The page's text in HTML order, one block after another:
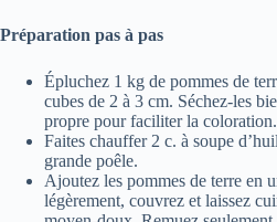
Préparation pas à pas
Épluchez 1 kg de pommes de
cubes de 2 à 3 cm. Séchez-les
propre pour faciliter la coloration.
Faites chauffer 2 c. à soupe
grande poêle.
Ajoutez les pommes de terre en
légèrement, couvrez et laissez